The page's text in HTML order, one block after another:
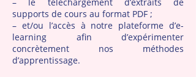
supports de cours au format PDF ;
– et/ou l’accès à notre plateforme d’e-
learning afin d’expérimenter
concrètement nos méthodes
d’apprentissage.